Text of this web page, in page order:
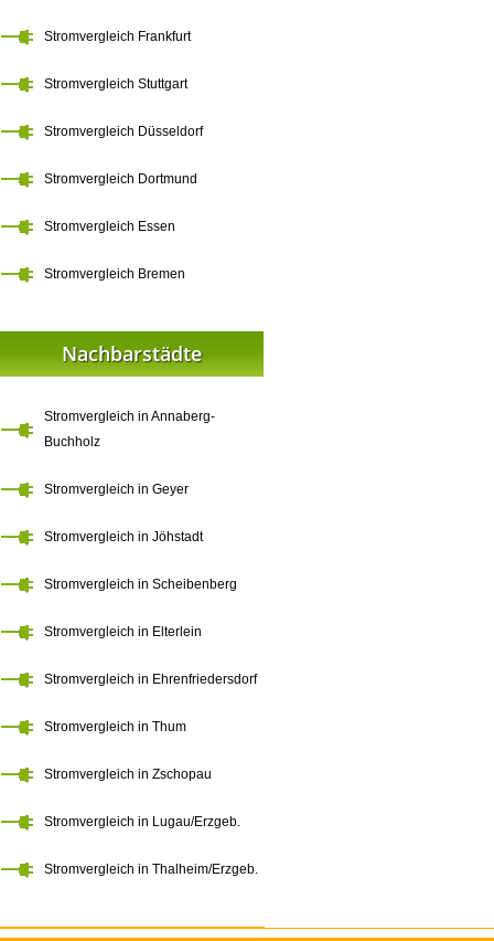
Stromvergleich Frankfurt
Stromvergleich Stuttgart
Stromvergleich Düsseldorf
Stromvergleich Dortmund
Stromvergleich Essen
Stromvergleich Bremen
Nachbarstädte
Stromvergleich in Annaberg-
Buchholz
Stromvergleich in Geyer
Stromvergleich in Jöhstadt
Stromvergleich in Scheibenberg
Stromvergleich in Elterlein
Stromvergleich in Ehrenfriedersdorf
Stromvergleich in Thum
Stromvergleich in Zschopau
Stromvergleich in Lugau/Erzgeb.
Stromvergleich in Thalheim/Erzgeb.